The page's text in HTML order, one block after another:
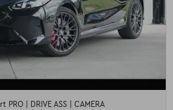
PRO | DRIVE ASS | CAMERA